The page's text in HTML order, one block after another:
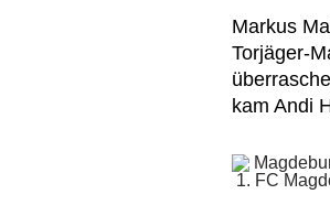
Markus
Torjäger-
kam Andi